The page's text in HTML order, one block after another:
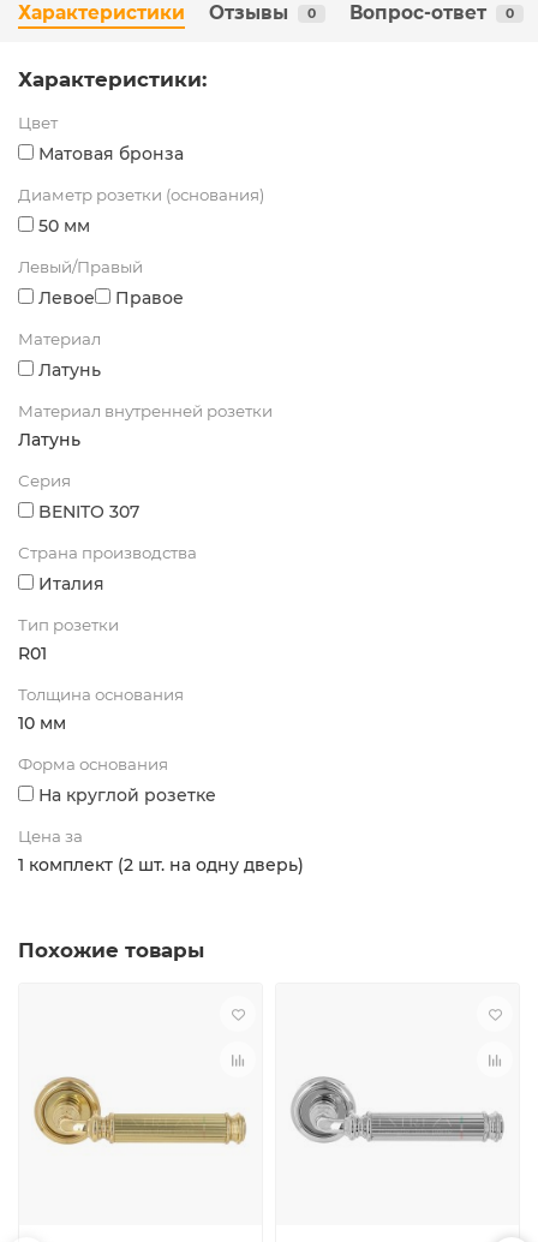
Характеристики Отзывы 0 Вопрос-ответ 0
Характеристики:
Цвет
Матовая бронза
Диаметр розетки (основания)
50 мм
Левый/Правый
Левое Правое
Материал
Латунь
Материал внутренней розетки
Латунь
Серия
BENITO 307
Страна производства
Италия
Тип розетки
R01
Толщина основания
10 мм
Форма основания
На круглой розетке
Цена за
1 комплект (2 шт. на одну дверь)
Похожие товары